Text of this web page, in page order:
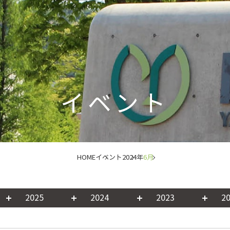
イベント
HOMEイベント2024年6月
2025 2024 2023